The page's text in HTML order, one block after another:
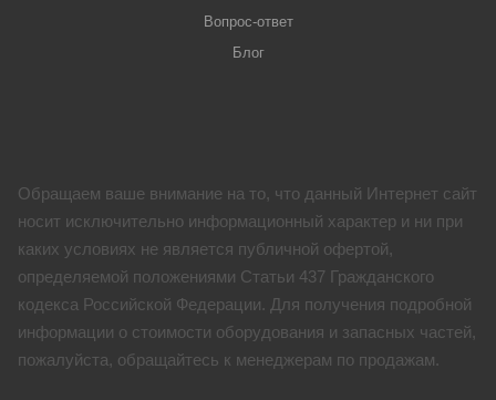
Вопрос-ответ
Блог
Обращаем ваше внимание на то, что данный Интернет сайт
носит исключительно информационный характер и ни при
каких условиях не является публичной офертой,
определяемой положениями Статьи 437 Гражданского
кодекса Российской Федерации. Для получения подробной
информации о стоимости оборудования и запасных частей,
пожалуйста, обращайтесь к менеджерам по продажам.